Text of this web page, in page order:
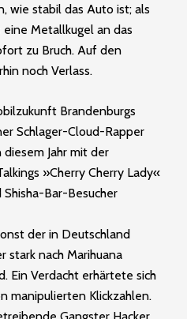
wie stabil das Auto ist; als
Metallkugel an das
zu Bruch. Auf den
noch Verlass.
Brandenburgs
Schlager-Cloud-Rapper
Jahr mit der
»Cherry Cherry Lady«
Bar-Besucher
der in Deutschland
stark nach Marihuana
Ein Verdacht erhärtete sich
manipulierten Klickzahlen.